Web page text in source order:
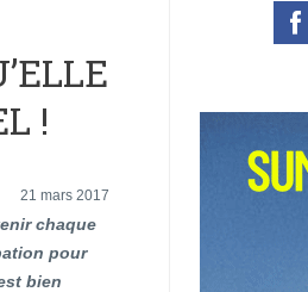
!
21 mars 2017
chaque
pour
bien